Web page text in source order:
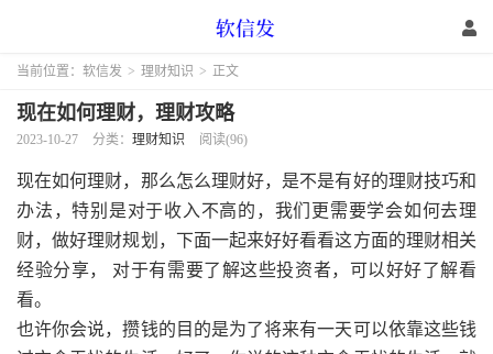
当前位置： 软信发 > 理财知识 > 正文
现在如何理财，理财攻略
2023-10-27 分类： 理财知识 阅读(96)
现在如何理财，那么怎么理财好，是不是有好的理财技巧和
办法，特别是对于收入不高的，我们更需要学会如何去理
财，做好理财规划，下面一起来好好看看这方面的理财相关
经验分享， 对于有需要了解这些投资者，可以好好了解看
看。
也许你会说，攒钱的目的是为了将来有一天可以依靠这些钱